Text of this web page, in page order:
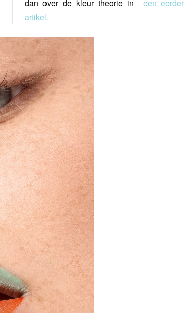
dan over de kleur theorie in een eerder
artikel.